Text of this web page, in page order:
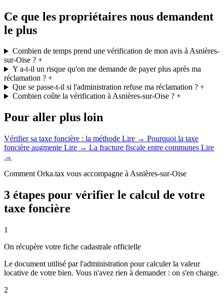
Ce que les propriétaires nous demandent
le plus
Combien de temps prend une vérification de mon avis à Asnières-
sur-Oise ? +
Y a-t-il un risque qu'on me demande de payer plus après ma
réclamation ? +
Que se passe-t-il si l'administration refuse ma réclamation ?+
Combien coûte la vérification à Asnières-sur-Oise ?+
Pour aller plus loin
Vérifier sa taxe foncière : la méthode Lire → Pourquoi la taxe
foncière augmente Lire → La fracture fiscale entre communes Lire
→
Comment Orka.tax vous accompagne à Asnières-sur-Oise
3 étapes pour vérifier le calcul de votre
taxe foncière
1
On récupère votre fiche cadastrale officielle
Le document utilisé par l'administration pour calculer la valeur
locative de votre bien. Vous n'avez rien à demander : on s'en charge.
2